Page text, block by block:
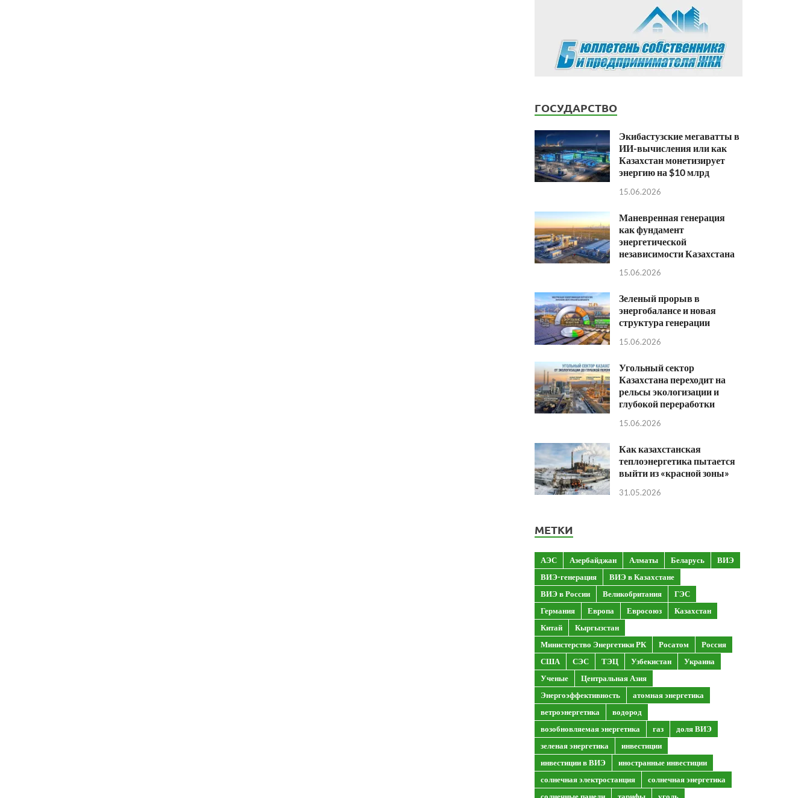
ГОСУДАРСТВО
Экибастузские мегаватты в
ИИ-вычисления или как
Казахстан монетизирует
энергию на $10 млрд
15.06.2026
Маневренная генерация
как фундамент
энергетической
независимости Казахстана
15.06.2026
Зеленый прорыв в
энергобалансе и новая
структура генерации
15.06.2026
Угольный сектор
Казахстана переходит на
рельсы экологизации и
глубокой переработки
15.06.2026
Как казахстанская
теплоэнергетика пытается
выйти из «красной зоны»
31.05.2026
МЕТКИ
АЭС Азербайджан Алматы Беларусь
ВИЭ
ВИЭ-генерация
ВИЭ в Казахстане
ВИЭ в России
Великобритания
ГЭС
Германия
Европа Евросоюз
Казахстан
Китай
Кыргызстан
Министерство Энергетики РК
Росатом
Россия
США
СЭС ТЭЦ Узбекистан
Украина
Ученые
Центральная Азия
Энергоэффективность
атомная энергетика
ветроэнергетика
водород
возобновляемая энергетика
газ
доля ВИЭ
зеленая энергетика
инвестиции
инвестиции в ВИЭ
иностранные инвестиции
солнечная электростанция
солнечная энергетика
солнечные панели
тарифы уголь